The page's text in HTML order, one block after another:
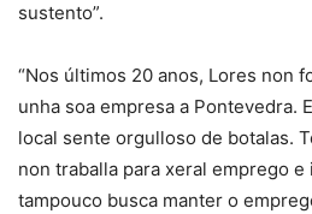
sustento”.
“Nos últimos 20 anos, Lores non
unha soa empresa a Pontevedra.
local sente orgulloso de botalas.
non traballa para xeral emprego
tampouco busca manter o